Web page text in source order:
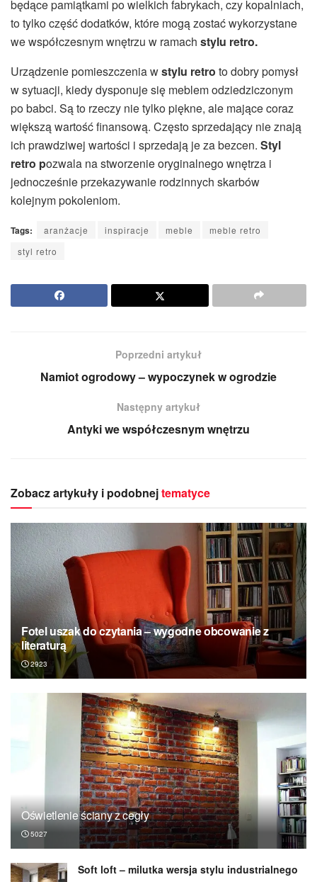
będące pamiątkami po wielkich fabrykach, czy kopalniach,
to tylko część dodatków, które mogą zostać wykorzystane
we współczesnym wnętrzu w ramach stylu retro.
Urządzenie pomieszczenia wstylu retro to dobry pomysł
w sytuacji, kiedy dysponuje się meblem odziedziczonym
po babci. Są to rzeczy nie tylko piękne, ale mające coraz
większą wartość finansową. Często sprzedający nie znają
ich prawdziwej wartości i sprzedają je za bezcen. Styl
retro pozwala na stworzenie oryginalnego wnętrza i
jednocześnie przekazywanie rodzinnych skarbów
kolejnym pokoleniom.
Tags: aranżacje inspiracje meble
meble retro
styl retro
Poprzedni artykuł
Namiot ogrodowy – wypoczynek w ogrodzie
Następny artykuł
Antyki we współczesnym wnętrzu
Zobacz artykuły i podobnejtematyce
Fotel uszak do czytania – wygodne obcowanie z
literaturą
2923
Oświetlenie ściany z cegły
5027
Soft loft – milutka wersja stylu industrialnego